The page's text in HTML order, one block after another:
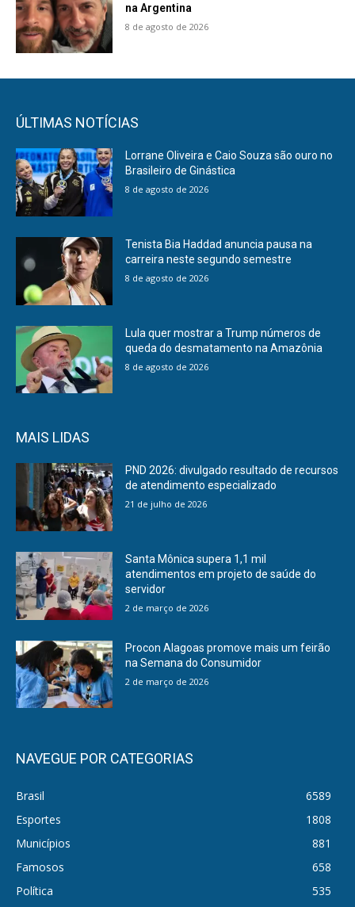
na Argentina
8 de agosto de 2026
ÚLTIMAS NOTÍCIAS
Lorrane Oliveira e Caio Souza são ouro no
Brasileiro de Ginástica
8 de agosto de 2026
Tenista Bia Haddad anuncia pausa na
carreira neste segundo semestre
8 de agosto de 2026
Lula quer mostrar a Trump números de
queda do desmatamento na Amazônia
8 de agosto de 2026
MAIS LIDAS
PND 2026: divulgado resultado de recursos
de atendimento especializado
21 de julho de 2026
Santa Mônica supera 1,1 mil
atendimentos em projeto de saúde do
servidor
2 de março de 2026
Procon Alagoas promove mais um feirão
na Semana do Consumidor
2 de março de 2026
NAVEGUE POR CATEGORIAS
Brasil
6589
Esportes
1808
Municípios
881
Famosos
658
Política
535